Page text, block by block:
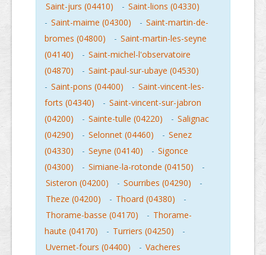
Saint-jurs (04410)
- Saint-lions (04330)
- Saint-maime (04300) - Saint-martin-de-
bromes (04800)
- Saint-martin-les-seyne
(04140)
- Saint-michel-l'observatoire
(04870)
- Saint-paul-sur-ubaye (04530)
- Saint-pons (04400) - Saint-vincent-les-
forts (04340)
- Saint-vincent-sur-jabron
(04200)
- Sainte-tulle (04220) - Salignac
(04290)
- Selonnet (04460) - Senez
(04330)
- Seyne (04140) - Sigonce
(04300)
- Simiane-la-rotonde (04150)
-
Sisteron (04200)
- Sourribes (04290)
-
Theze (04200)
- Thoard (04380)
-
Thorame-basse (04170)
- Thorame-
haute (04170)
- Turriers (04250)
-
Uvernet-fours (04400)
- Vacheres